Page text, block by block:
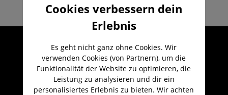
Kauf auf Rechnung
Kostenloser Versand ab 29,-€
Lieferzeit 1-3 Werktage
Cookies verbessern dein
Erlebnis
Es geht nicht ganz ohne Cookies. Wir
verwenden Cookies (von Partnern), um die
Funktionalität der Website zu optimieren, die
Leistung zu analysieren und dir ein
personalisiertes Erlebnis zu bieten. Wir achten